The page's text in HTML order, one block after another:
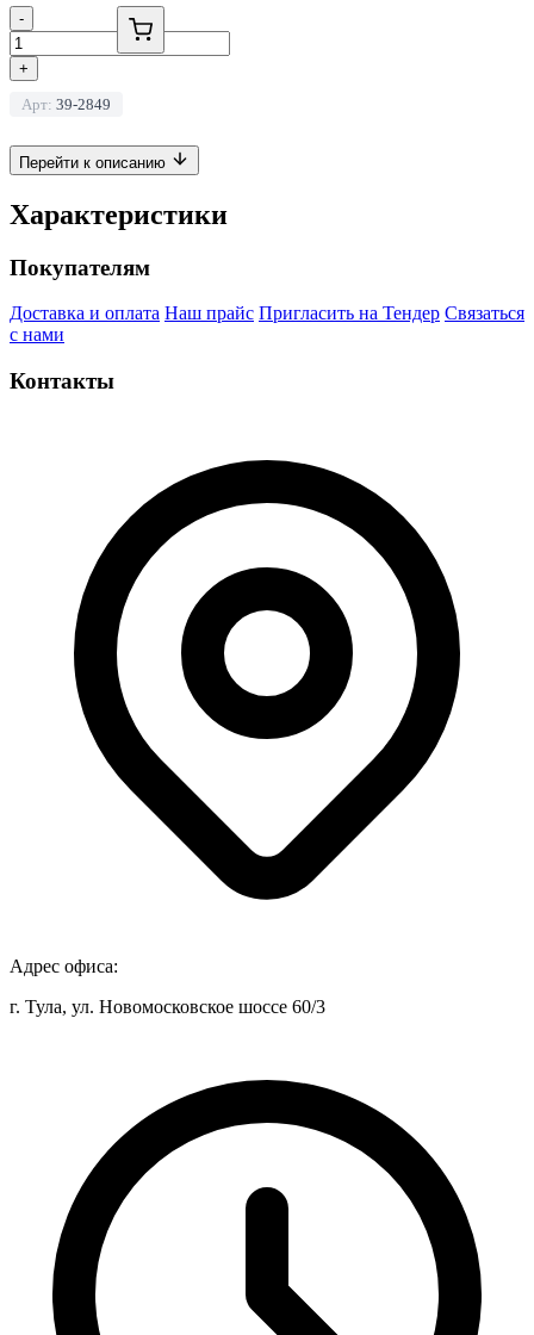
-
+
Арт: 39-2849
Перейти к описанию
Характеристики
Покупателям
Доставка и оплата Наш прайс Пригласить на Тендер Связаться
с нами
Контакты
Адрес офиса:
г. Тула, ул. Новомосковское шоссе 60/3